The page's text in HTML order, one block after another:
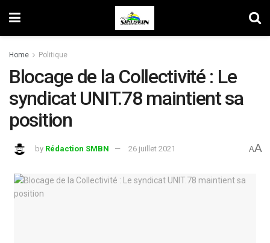
Home Politique
Blocage de la Collectivité : Le
syndicat UNIT.78 maintient sa
position
by Rédaction SMBN 26 juillet 2021 AA